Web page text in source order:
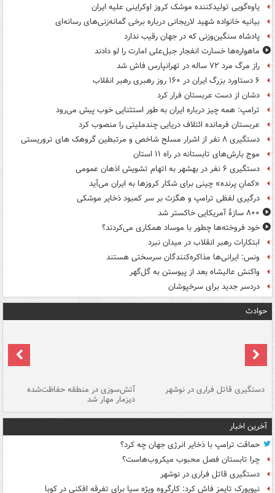
یاوه‌گویی تولیدکننده موشک کروز اوکراینی علیه ایران
بیانیه خانواده شهید لاریجانی درباره برخی گمانه‌زنی‌های رسانه‌ای
پادشاه سنگین‌وزنی که در جهان رقیب ندارد
ماهواره‌ها خسارت انفجار جبل‌علی امارت را لو دادند
راز مرگ مرد ۷۲ ساله در تهرانپارس فاش شد
۶ دستاورد بزرگ ایران در ۱۶۰ روز رهبری رهبر انقلاب
دشان از دست عربستان فرار کرد
ترامپ: همه چیز درباره ایران به طور استثنایی خوب پیش می‌رود
عربستان فرمانده ائتلاف دریایی چندملیتی را منصوب کرد
دستگیری ۸ نفر از اشرار مسلح شاخص و مرتبطین گروهک های تروریستی
موج بارش‌های تابستانه در راه ۱۱ استان
دستگیری ۶ نفر در بهشهر به اتهام تشویش اذهان عمومی
«کمانِ پرنده» چینی برای شکار کروزها به ایران می‌آید
درگیری لفظی ترامپ و هگزث بر سر کمبود ذخایر موشکی
۸۰۰ سازۀ آمریکایی خاکستر شد
خود فروخته‌ها چطور با موساد همکاری می‌کردند؟
ابتکارات رهبر انقلاب در میدان نبرد
ونس: ایرانی‌ها مذاکره‌کنندگان سرسختی هستند
واکنش عالیشاه بعد از پیوستن به گل‌گهر
دردسر جدید برای سرخپوشان
حوادث
دستگیری قاتل فراری در نوشهر آتش‌سوزی در منطقه حفاظت‌شده
دیزمار مهار شد
آخرین اخبار
حماقت ترامپ با ذخایر انرژی جهان چه کرد؟
چرا تابستان فصل محبوب میکروب‌هاست؟
دستگیری قاتل فراری در نوشهر
نیویورک تایمز فاش کرد: کارگروه ویژه سیا برای تفرقه افکنی در کوبا